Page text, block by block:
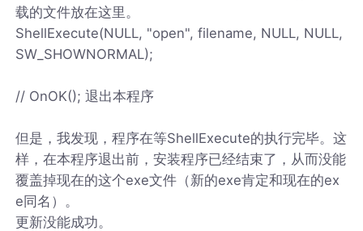
载的文件放在这里。
ShellExecute(NULL, "open", filename, NULL, NULL,
SW_SHOWNORMAL);
// OnOK(); 退出本程序
但是，我发现，程序在等ShellExecute的执行完毕。这
样，在本程序退出前，安装程序已经结束了，从而没能
覆盖掉现在的这个exe文件（新的exe肯定和现在的ex
e同名）。
更新没能成功。